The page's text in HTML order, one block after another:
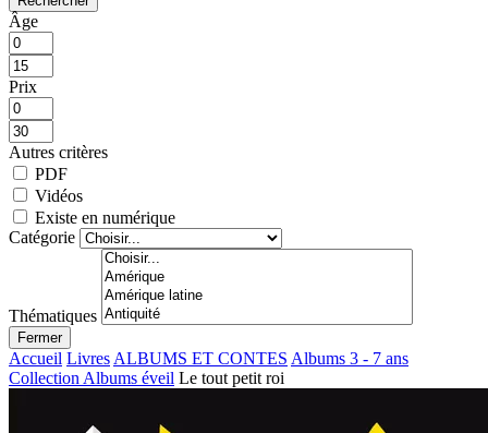
Âge
Prix
Autres critères
PDF
Vidéos
Existe en numérique
Catégorie
Thématiques
Fermer
Accueil Livres ALBUMS ET CONTES Albums 3 - 7 ans
Collection Albums éveil Le tout petit roi